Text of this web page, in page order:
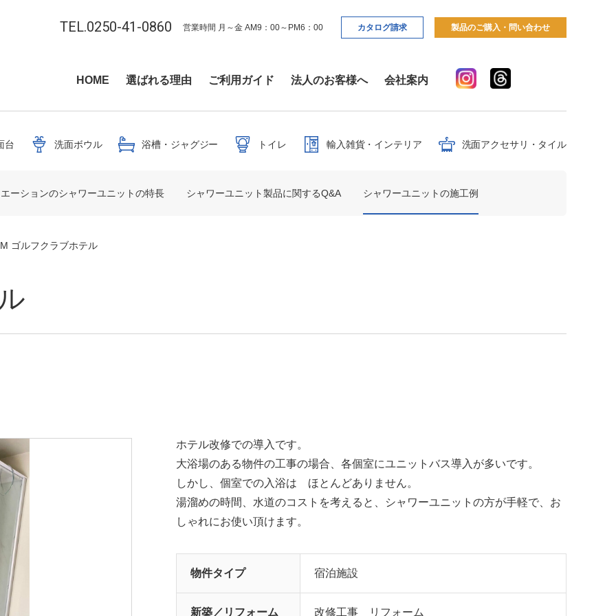
TEL.0250-41-0860 営業時間 月～金 AM9：00～PM6：00 カタログ請求 製品のご購入・問い合わせ
HOME 選ばれる理由 ご利用ガイド 法人のお客様へ 会社案内
台 洗面ボウル 浴槽・ジャグジー トイレ 輸入雑貨・インテリア 洗面アクセサリ・タイル
ーションのシャワーユニットの特長 シャワーユニット製品に関するQ&A シャワーユニットの施工例
M ゴルフクラブホテル
ホテル改修での導入です。
大浴場のある物件の工事の場合、各個室にユニットバス導入が多いです。
しかし、個室での入浴は ほとんどありません。
湯溜めの時間、水道のコストを考えると、シャワーユニットの方が手軽で、お
しゃれにお使い頂けます。
物件タイプ 宿泊施設
新築／リフォーム 改修工事 リフォーム